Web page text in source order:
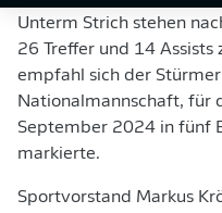
Unterm Strich stehen
26 Treffer und 14 Assists
empfahl sich der
Nationalmannschaft, für
September 2024 in fünf
markierte.
Sportvorstand Markus